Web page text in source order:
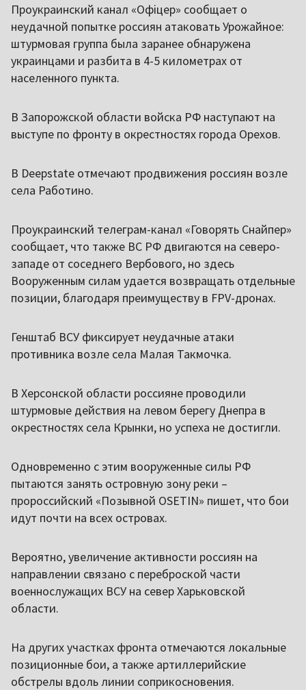
Проукраинский канал «Офіцер» сообщает о
неудачной попытке россиян атаковать Урожайное:
штурмовая группа была заранее обнаружена
украинцами и разбита в 4-5 километрах от
населенного пункта.
В Запорожской области войска РФ наступают на
выступе по фронту в окрестностях города Орехов.
В Deepstate отмечают продвижения россиян возле
села Работино.
Проукраинский телеграм-канал «Говорять Снайпер»
сообщает, что также ВС РФ двигаются на северо-
западе от соседнего Вербового, но здесь
Вооруженным силам удается возвращать отдельные
позиции, благодаря преимуществу в FPV-дронах.
Генштаб ВСУ фиксирует неудачные атаки
противника возле села Малая Такмочка.
В Херсонской области россияне проводили
штурмовые действия на левом берегу Днепра в
окрестностях села Крынки, но успеха не достигли.
Одновременно с этим вооруженные силы РФ
пытаются занять островную зону реки –
пророссийский «Позывной OSETIN» пишет, что бои
идут почти на всех островах.
Вероятно, увеличение активности россиян на
направлении связано с переброской части
военнослужащих ВСУ на север Харьковской
области.
На других участках фронта отмечаются локальные
позиционные бои, а также артиллерийские
обстрелы вдоль линии соприкосновения.